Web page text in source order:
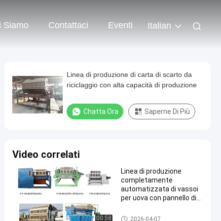
Siamo Contattaci Eventi Italian
Linea di produzione di carta di scarto da
riciclaggio con alta capacità di produzione
Chatta Ora Saperne Di Più
Video correlati
00:58
Linea di produzione
completamente
automatizzata di vassoi
per uova con pannello di
sistema di asciugatura
linea di produzione di vassoi p
2026-04-07